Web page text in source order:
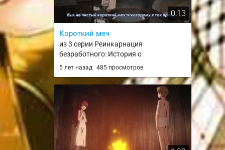
0:13
Короткий меч
из 3 серии Реинкарнация
безработного: История о
приключениях в другом мире /
Dasu
5 лет назад 485 просмотров